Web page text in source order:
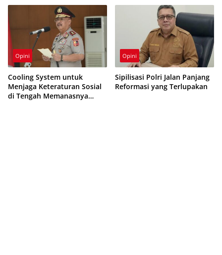
Sekolah
Opini
Cooling System untuk
Menjaga Keteraturan Sosial
di Tengah Memanasnya
Opini
Sipilisasi Polri Jalan Panjang
Reformasi yang Terlupakan